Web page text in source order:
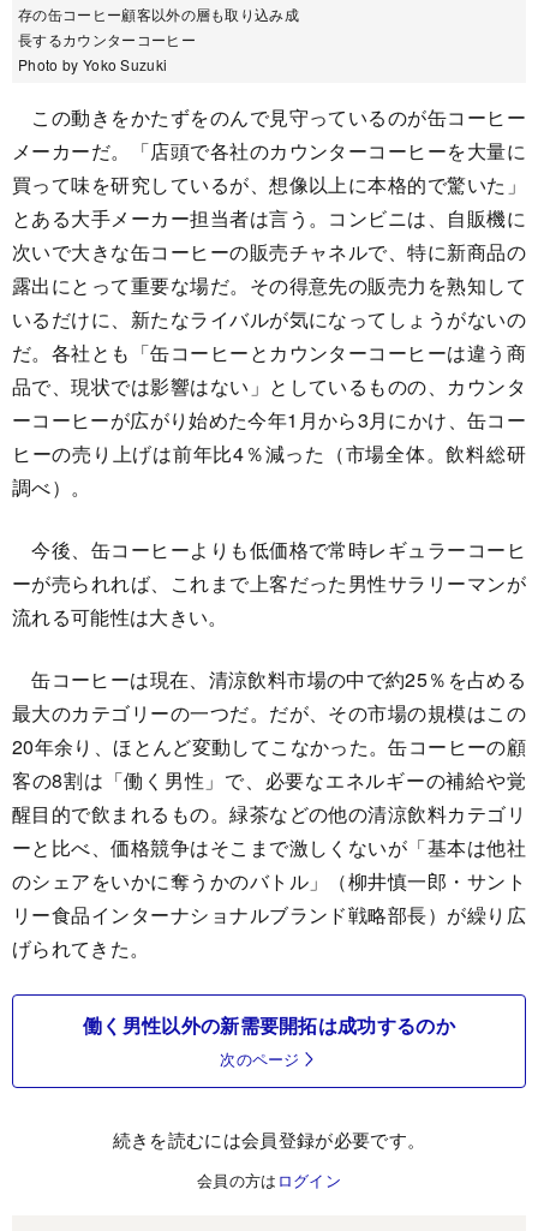
存の缶コーヒー顧客以外の層も取り込み成
長するカウンターコーヒー
Photo by Yoko Suzuki
この動きをかたずをのんで見守っているのが缶コーヒー
メーカーだ。「店頭で各社のカウンターコーヒーを大量に
買って味を研究しているが、想像以上に本格的で驚いた」
とある大手メーカー担当者は言う。コンビニは、自販機に
次いで大きな缶コーヒーの販売チャネルで、特に新商品の
露出にとって重要な場だ。その得意先の販売力を熟知して
いるだけに、新たなライバルが気になってしょうがないの
だ。各社とも「缶コーヒーとカウンターコーヒーは違う商
品で、現状では影響はない」としているものの、カウンタ
ーコーヒーが広がり始めた今年1月から3月にかけ、缶コー
ヒーの売り上げは前年比4％減った（市場全体。飲料総研
調べ）。
今後、缶コーヒーよりも低価格で常時レギュラーコーヒ
ーが売られれば、これまで上客だった男性サラリーマンが
流れる可能性は大きい。
缶コーヒーは現在、清涼飲料市場の中で約25％を占める
最大のカテゴリーの一つだ。だが、その市場の規模はこの
20年余り、ほとんど変動してこなかった。缶コーヒーの顧
客の8割は「働く男性」で、必要なエネルギーの補給や覚
醒目的で飲まれるもの。緑茶などの他の清涼飲料カテゴリ
ーと比べ、価格競争はそこまで激しくないが「基本は他社
のシェアをいかに奪うかのバトル」（柳井慎一郎・サント
リー食品インターナショナルブランド戦略部長）が繰り広
げられてきた。
働く男性以外の新需要開拓は成功するのか
次のページ
続きを読むには会員登録が必要です。
会員の方は ログイン